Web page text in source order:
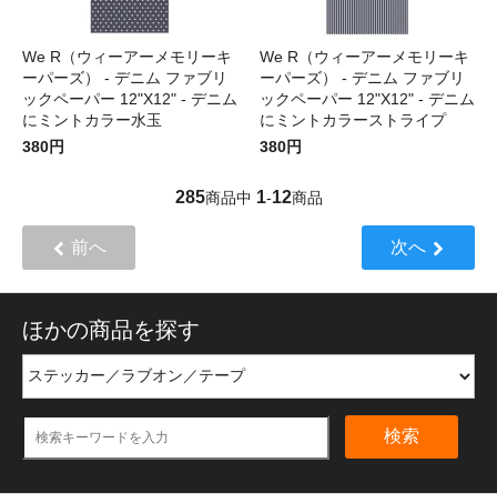
We R（ウィーアーメモリーキ
ーパーズ） - デニム ファブリ
ックペーパー 12"X12" - デニム
にミントカラー水玉
380円
We R（ウィーアーメモリーキ
ーパーズ） - デニム ファブリ
ックペーパー 12"X12" - デニム
にミントカラーストライプ
380円
285商品中 1-12商品
前へ 次へ
ほかの商品を探す
検索